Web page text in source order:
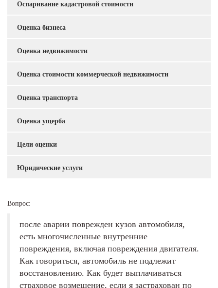
Оспаривание кадастровой стоимости
Оценка бизнеса
Оценка недвижимости
Оценка стоимости коммерческой недвижимости
Оценка транспорта
Оценка ущерба
Цели оценки
Юридические услуги
Вопрос:
после аварии поврежден кузов автомобиля,
есть многочисленные внутренние
повреждения, включая повреждения двигателя.
Как говориться, автомобиль не подлежит
восстановлению. Как будет выплачиваться
страховое возмещение, если я застрахован по